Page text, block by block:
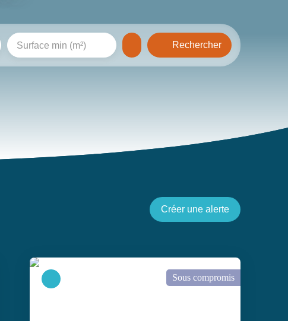
Surface min (m²) Rechercher
Créer une alerte
Sous compromis